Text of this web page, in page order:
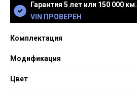
Гарантия 5 лет или 150 000 км.
VIN ПРОВЕРЕН
Комплектация
Модификация
Цвет